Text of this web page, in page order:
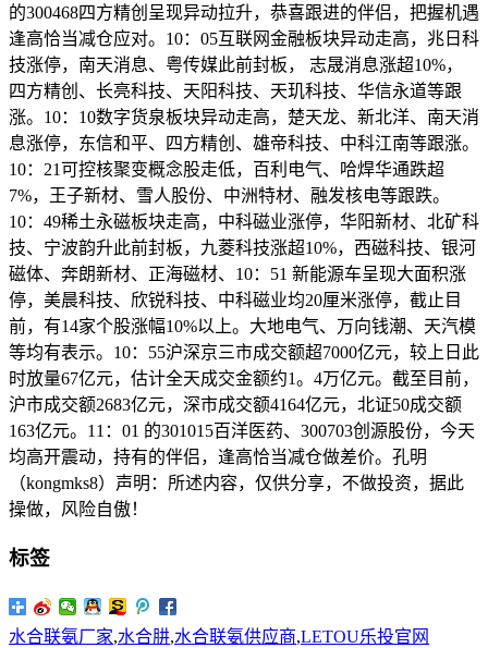
的300468四方精创呈现异动拉升，恭喜跟进的伴侣，把握机遇
逢高恰当减仓应对。10：05互联网金融板块异动走高，兆日科
技涨停，南天消息、粤传媒此前封板， 志晟消息涨超10%，
四方精创、长亮科技、天阳科技、天玑科技、华信永道等跟
涨。10：10数字货泉板块异动走高，楚天龙、新北洋、南天消
息涨停，东信和平、四方精创、雄帝科技、中科江南等跟涨。
10：21可控核聚变概念股走低，百利电气、哈焊华通跌超
7%，王子新材、雪人股份、中洲特材、融发核电等跟跌。
10：49稀土永磁板块走高，中科磁业涨停，华阳新材、北矿科
技、宁波韵升此前封板，九菱科技涨超10%，西磁科技、银河
磁体、奔朗新材、正海磁材、10：51 新能源车呈现大面积涨
停，美晨科技、欣锐科技、中科磁业均20厘米涨停，截止目
前，有14家个股涨幅10%以上。大地电气、万向钱潮、天汽模
等均有表示。10：55沪深京三市成交额超7000亿元，较上日此
时放量67亿元，估计全天成交金额约1。4万亿元。截至目前，
沪市成交额2683亿元，深市成交额4164亿元，北证50成交额
163亿元。11：01 的301015百洋医药、300703创源股份，今天
均高开震动，持有的伴侣，逢高恰当减仓做差价。孔明
（kongmks8）声明：所述内容，仅供分享，不做投资，据此
操做，风险自傲！
标签
水合联氨厂家,水合肼,水合联氨供应商,LETOU乐投官网